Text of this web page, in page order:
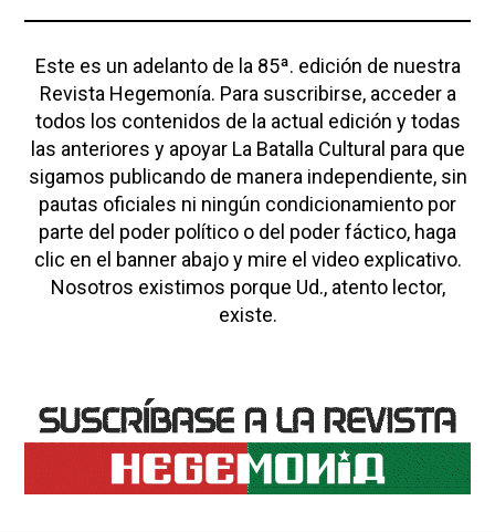
Este es un adelanto de la 85ª. edición de nuestra
Revista Hegemonía. Para suscribirse, acceder a
todos los contenidos de la actual edición y todas
las anteriores y apoyar La Batalla Cultural para que
sigamos publicando de manera independiente, sin
pautas oficiales ni ningún condicionamiento por
parte del poder político o del poder fáctico, haga
clic en el banner abajo y mire el video explicativo.
Nosotros existimos porque Ud., atento lector,
existe.